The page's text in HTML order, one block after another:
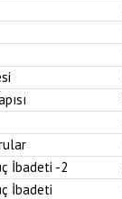
İbadeti -2
İbadeti